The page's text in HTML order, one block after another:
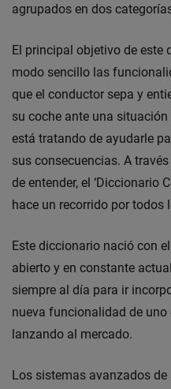
agrupados en dos
El principal objetivo de este
modo sencillo las
que el conductor sepa y
su coche ante una
está tratando de ayudarle
sus consecuencias. A
de entender, el ‘Diccionario
hace un recorrido por todos
Este diccionario nació con
abierto y en constante
siempre al día para ir
nueva funcionalidad de uno
lanzando al mercado.
Los sistemas avanzados